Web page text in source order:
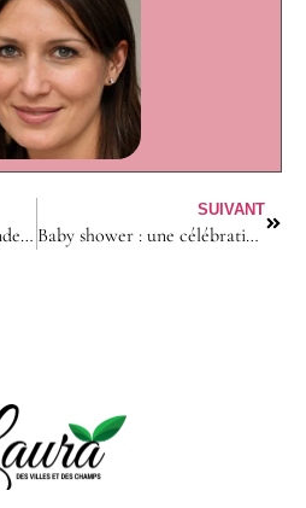
Les chariots de course Andersen : praticité et durabilité au quotidien
SUIVANT
Baby shower : une célébration de l’amour et de l’espoir